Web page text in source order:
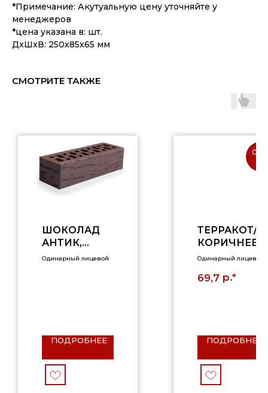
*Примечание: Акутуальную цену уточняйте у
менеджеров
*цена указана в: шт.
ДxШxВ: 250x85x65 мм
СМОТРИТЕ ТАКЖЕ
ШОКОЛАД
АНТИК,
0.7НФ
Одинарный лицевой
ПОДРОБНЕЕ
ТЕРРАКОТ/
Й, 1НФ,
Одинарный лицевой
69,7 р.*
ПОДРОБНЕЕ